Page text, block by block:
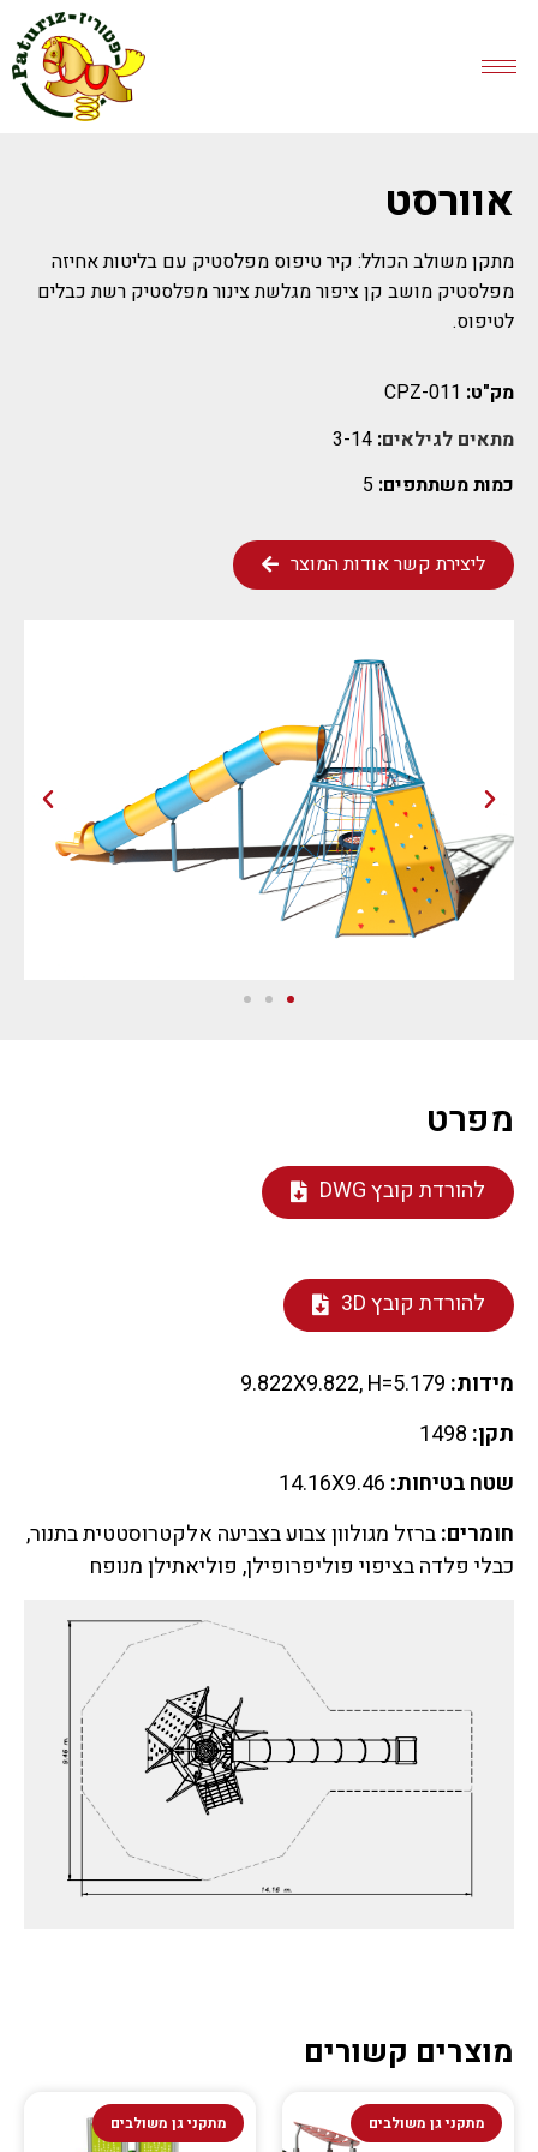
אוורסט
מתקן משולב הכולל: קיר טיפוס מפלסטיק עם בליטות אחיזה
מפלסטיק מושב קן ציפור מגלשת צינור מפלסטיק רשת כבלים
לטיפוס.
מק"ט:
מתאים לגילאים:
כמות משתתפים:
ליצירת קשר אודות המוצר
מפרט
להורדת קובץ DWG
להורדת קובץ 3D
מידות:
תקן:
שטח בטיחות: 14.16X9.46
חומרים:ברזל מגולוון צבוע בצביעה אלקטרוסטטית בתנור,
כבלי פלדה בציפוי פוליפרופילן, פוליאתילן מנופח
מוצרים קשורים
מתקני גן משולבים מתקני גן משולבים